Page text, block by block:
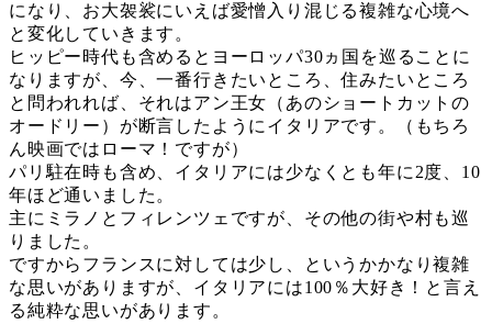
になり、お大袈裟にいえば愛憎入り混じる複雑な心境へ
と変化していきます。
ヒッピー時代も含めるとヨーロッパ30ヵ国を巡ることに
なりますが、今、一番行きたいところ、住みたいところ
と問われれば、それはアン王女（あのショートカットの
オードリー）が断言したようにイタリアです。（もちろ
ん映画ではローマ！ですが）
パリ駐在時も含め、イタリアには少なくとも年に2度、10
年ほど通いました。
主にミラノとフィレンツェですが、その他の街や村も巡
りました。
ですからフランスに対しては少し、というかかなり複雑
な思いがありますが、イタリアには100％大好き！と言え
る純粋な思いがあります。